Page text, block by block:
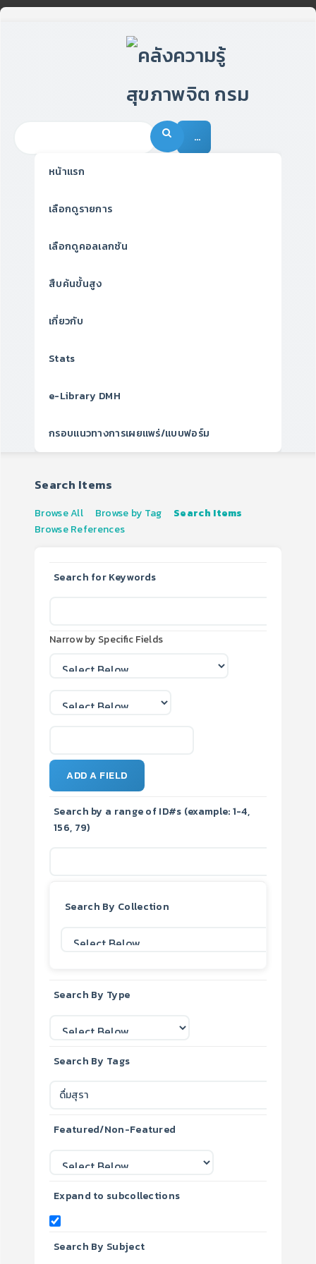
…
หน้าแรก
เลือกดูรายการ
เลือกดูคอลเลกชัน
สืบค้นขั้นสูง
เกี่ยวกับ
Stats
e-Library DMH
กรอบแนวทางการเผยแพร่/แบบฟอร์ม
Search Items
Browse All Browse by Tag
Search Items
Browse References
Search for Keywords
Narrow by Specific Fields
ADD A FIELD
Search by a range of ID#s (example: 1-4,
156, 79)
Search By Collection
Search By Type
Search By Tags
Featured/Non-Featured
Expand to subcollections
Search By Subject